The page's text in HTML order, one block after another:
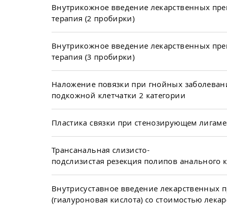
Внутрикожное введение лекарственных
терапия (2 пробирки)
Внутрикожное введение лекарственных
терапия (3 пробирки)
Наложение повязки при гнойных
подкожной клетчатки 2 категории
Пластика связки при стенозирующем
Трансанальная слизисто-
подслизистая резекция полипов анального
Внутрисуставное введение лекарственных
(гиалуроновая кислота) со стоимостью